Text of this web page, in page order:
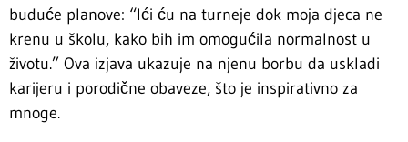
buduće planove: “Ići ću na turneje dok moja djeca ne
krenu u školu, kako bih im omogućila normalnost u
životu.” Ova izjava ukazuje na njenu borbu da uskladi
karijeru i porodične obaveze, što je inspirativno za
mnoge.